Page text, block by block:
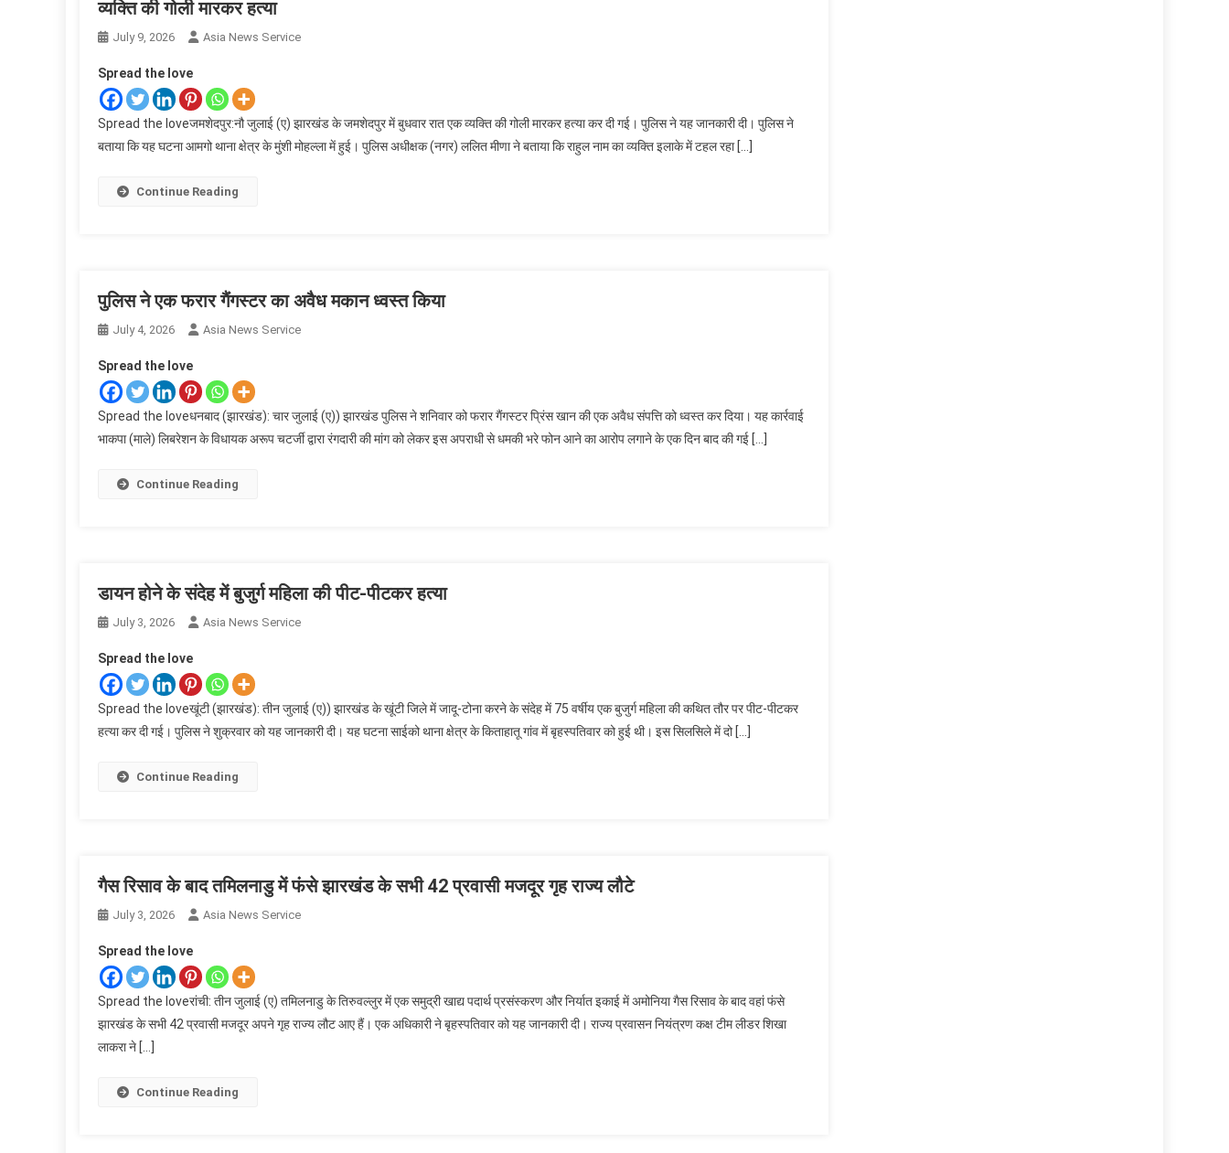
व्यक्ति की गोली मारकर हत्या
July 9, 2026 Asia News Service
Spread the love
Spread the loveजमशेदपुर:नौ जुलाई (ए) झारखंड के जमशेदपुर में बुधवार रात एक व्यक्ति की गोली मारकर हत्या कर दी गई। पुलिस ने यह जानकारी दी। पुलिस ने
बताया कि यह घटना आमगो थाना क्षेत्र के मुंशी मोहल्ला में हुई। पुलिस अधीक्षक (नगर) ललित मीणा ने बताया कि राहुल नाम का व्यक्ति इलाके में टहल रहा […]
Continue Reading
पुलिस ने एक फरार गैंगस्टर का अवैध मकान ध्वस्त किया
July 4, 2026 Asia News Service
Spread the love
Spread the loveधनबाद (झारखंड): चार जुलाई (ए)) झारखंड पुलिस ने शनिवार को फरार गैंगस्टर प्रिंस खान की एक अवैध संपत्ति को ध्वस्त कर दिया। यह कार्रवाई
भाकपा (माले) लिबरेशन के विधायक अरूप चटर्जी द्वारा रंगदारी की मांग को लेकर इस अपराधी से धमकी भरे फोन आने का आरोप लगाने के एक दिन बाद की गई […]
Continue Reading
डायन होने के संदेह में बुजुर्ग महिला की पीट-पीटकर हत्या
July 3, 2026 Asia News Service
Spread the love
Spread the loveखूंटी (झारखंड): तीन जुलाई (ए)) झारखंड के खूंटी जिले में जादू-टोना करने के संदेह में 75 वर्षीय एक बुजुर्ग महिला की कथित तौर पर पीट-पीटकर
हत्या कर दी गई। पुलिस ने शुक्रवार को यह जानकारी दी। यह घटना साईको थाना क्षेत्र के किताहातू गांव में बृहस्पतिवार को हुई थी। इस सिलसिले में दो […]
Continue Reading
गैस रिसाव के बाद तमिलनाडु में फंसे झारखंड के सभी 42 प्रवासी मजदूर गृह राज्य लौटे
July 3, 2026 Asia News Service
Spread the love
Spread the loveरांची: तीन जुलाई (ए) तमिलनाडु के तिरुवल्लुर में एक समुद्री खाद्य पदार्थ प्रसंस्करण और निर्यात इकाई में अमोनिया गैस रिसाव के बाद वहां फंसे
झारखंड के सभी 42 प्रवासी मजदूर अपने गृह राज्य लौट आए हैं। एक अधिकारी ने बृहस्पतिवार को यह जानकारी दी। राज्य प्रवासन नियंत्रण कक्ष टीम लीडर शिखा
लाकरा ने […]
Continue Reading